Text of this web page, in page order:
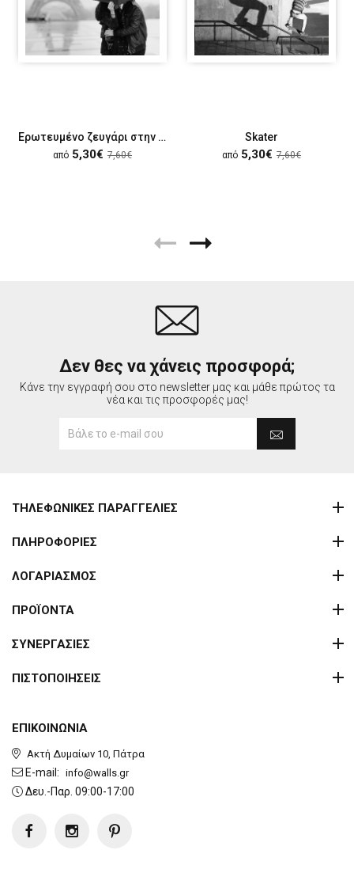
Ερωτευμένο ζευγάρι στην βροχή
από 5,30€ 7,60€
Skater
από 5,30€ 7,60€
Δεν θες να χάνεις προσφορά;
Κάνε την εγγραφή σου στο newsletter μας και μάθε πρώτος τα
νέα και τις προσφορές μας!
ΕΠΙΚΟΙΝΩΝΙΑ
Ακτή Δυμαίων 10, Πάτρα
E-mail: info@walls.gr
Δευ.-Παρ. 09:00-17:00
ΤΗΛΕΦΩΝΙΚΕΣ ΠΑΡΑΓΓΕΛΙΕΣ
ΠΛΗΡΟΦΟΡΙΕΣ
ΛΟΓΑΡΙΑΣΜΟΣ
ΠΡΟΪΟΝΤΑ
ΣΥΝΕΡΓΑΣΙΕΣ
ΠΙΣΤΟΠΟΙΗΣΕΙΣ